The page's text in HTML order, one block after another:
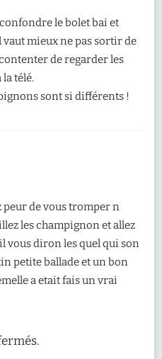
le bolet bai et
vaut mieux ne pas sortir de
de regarder les
télé.
sont si différents !
peur de vous tromper n
les champignon et allez
vous diron les quel qui son
petite ballade et un bon
a etait fais un vrai